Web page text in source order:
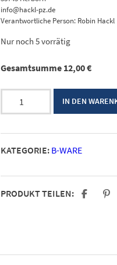
info@hackl-pz.de
Verantwortliche Person: Robin Hackl
Nur noch 5 vorrätig
Gesamtsumme 12,00€
Messing
mit
Svarovski
B-
Ware
IN DEN
KATEGORIE: B-WARE
PRODUKT TEILEN: